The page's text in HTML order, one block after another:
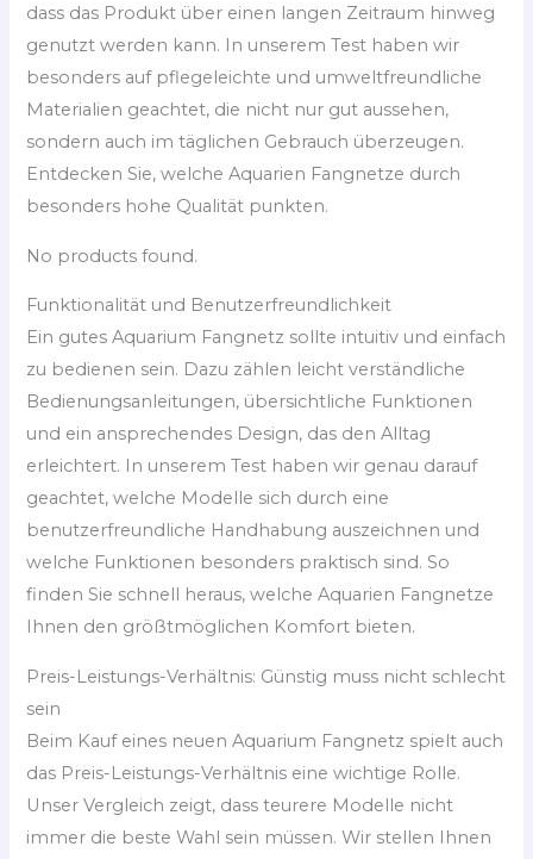
dass das Produkt über einen langen Zeitraum hinweg
genutzt werden kann. In unserem Test haben wir
besonders auf pflegeleichte und umweltfreundliche
Materialien geachtet, die nicht nur gut aussehen,
sondern auch im täglichen Gebrauch überzeugen.
Entdecken Sie, welche Aquarien Fangnetze durch
besonders hohe Qualität punkten.
No products found.
Funktionalität und Benutzerfreundlichkeit
Ein gutes Aquarium Fangnetz sollte intuitiv und einfach
zu bedienen sein. Dazu zählen leicht verständliche
Bedienungsanleitungen, übersichtliche Funktionen
und ein ansprechendes Design, das den Alltag
erleichtert. In unserem Test haben wir genau darauf
geachtet, welche Modelle sich durch eine
benutzerfreundliche Handhabung auszeichnen und
welche Funktionen besonders praktisch sind. So
finden Sie schnell heraus, welche Aquarien Fangnetze
Ihnen den größtmöglichen Komfort bieten.
Preis-Leistungs-Verhältnis: Günstig muss nicht schlecht
sein
Beim Kauf eines neuen Aquarium Fangnetz spielt auch
das Preis-Leistungs-Verhältnis eine wichtige Rolle.
Unser Vergleich zeigt, dass teurere Modelle nicht
immer die beste Wahl sein müssen. Wir stellen Ihnen